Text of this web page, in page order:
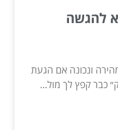
להגשה
ונכונה אם הגעת
כבר קפץ לך מול...